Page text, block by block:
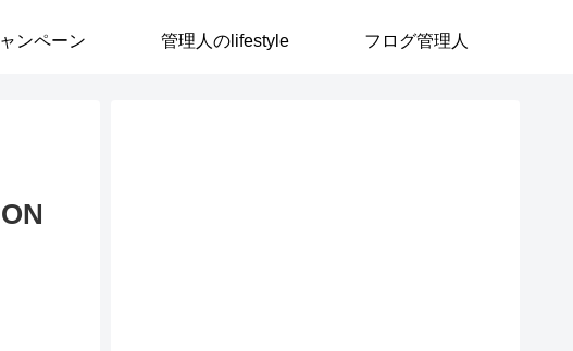
ンペーン 管理人のlifestyle フログ管理人